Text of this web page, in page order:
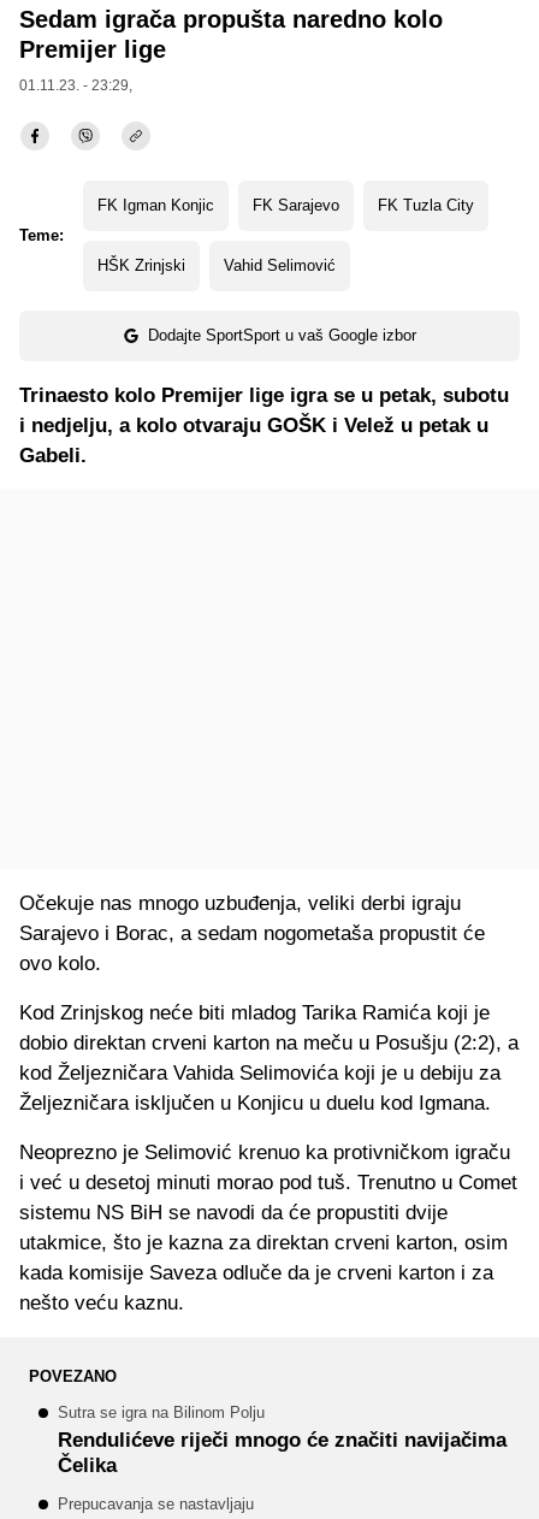
Sedam igrača propušta naredno kolo
Premijer lige
01.11.23. - 23:29,
Teme:
FK Igman Konjic FK Sarajevo FK Tuzla City
HŠK Zrinjski Vahid Selimović
Dodajte SportSport u vaš Google izbor
Trinaesto kolo Premijer lige igra se u petak, subotu
i nedjelju, a kolo otvaraju GOŠK i Velež u petak u
Gabeli.
Očekuje nas mnogo uzbuđenja, veliki derbi igraju
Sarajevo i Borac, a sedam nogometaša propustit će
ovo kolo.
Kod Zrinjskog neće biti mladog Tarika Ramića koji je
dobio direktan crveni karton na meču u Posušju (2:2), a
kod Željezničara Vahida Selimovića koji je u debiju za
Željezničara isključen u Konjicu u duelu kod Igmana.
Neoprezno je Selimović krenuo ka protivničkom igraču
i već u desetoj minuti morao pod tuš. Trenutno u Comet
sistemu NS BiH se navodi da će propustiti dvije
utakmice, što je kazna za direktan crveni karton, osim
kada komisije Saveza odluče da je crveni karton i za
nešto veću kaznu.
POVEZANO
Sutra se igra na Bilinom Polju
Rendulićeve riječi mnogo će značiti navijačima
Čelika
Prepucavanja se nastavljaju